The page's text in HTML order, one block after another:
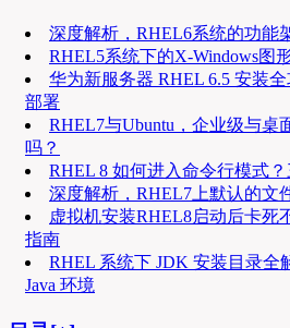
深度解析，RHEL6系统的功能
RHEL5系统下的X-Windows图
华为新服务器 RHEL 6.5 安装
部署
RHEL7与Ubuntu，企业级与桌
吗？
RHEL 8 如何进入命令行模式
深度解析，RHEL7上默认的文
虚拟机安装RHEL8启动后卡死
指南
RHEL 系统下 JDK 安装目录全
Java 环境